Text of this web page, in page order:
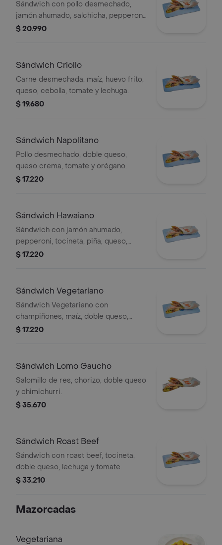
Sándwich con pollo desmechado,
jamón ahumado, salchicha, pepperoni,
queso, tomate y lechuga.
$ 20.990
Sándwich Criollo
Carne desmechada, maíz, huevo frito,
queso, cebolla, tomate y lechuga.
$ 19.680
Sándwich Napolitano
Pollo desmechado, doble queso,
queso crema, tomate y orégano.
$ 17.220
Sándwich Hawaiano
Sándwich con jamón ahumado,
pepperoni, tocineta, piña, queso,
tomate y lechuga.
$ 17.220
Sándwich Vegetariano
Sándwich Vegetariano con
champiñones, maíz, doble queso,
tomate, lechuga y orégano.
$ 17.220
Sándwich Lomo Gaucho
Salomillo de res, chorizo, doble queso
y chimichurri.
$ 35.670
Sándwich Roast Beef
Sándwich con roast beef, tocineta,
doble queso, lechuga y tomate.
$ 33.210
Mazorcadas
Vegetariana